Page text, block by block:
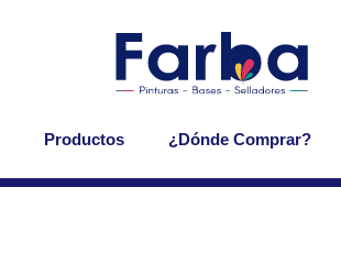
Productos ¿Dónde Comprar?